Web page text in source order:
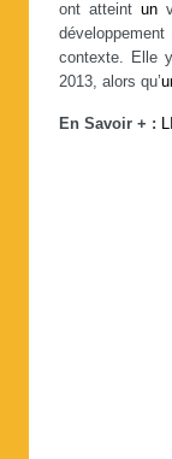
ont atteint un
développement
contexte. Elle y
2013, alors qu’
En Savoir + :